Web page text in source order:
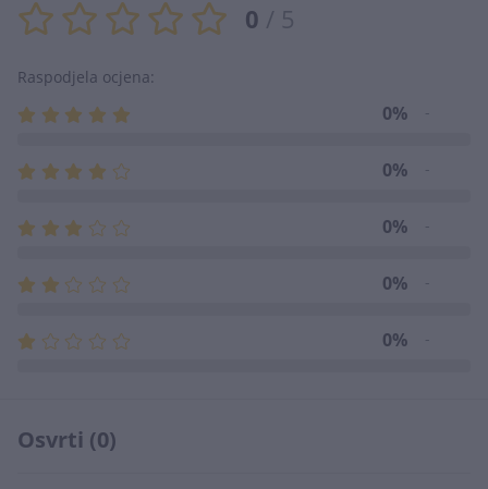
0 / 5
Raspodjela ocjena:
0% -
0% -
0% -
0% -
0% -
Osvrti (0)